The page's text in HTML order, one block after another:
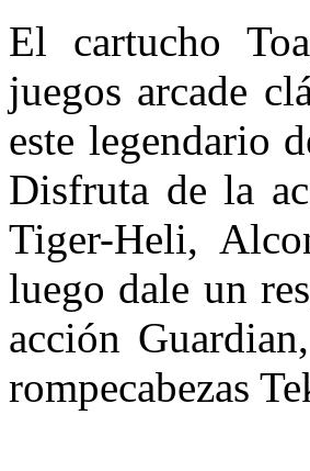
El cartucho
juegos arcade
este legendario
Disfruta de la
Tiger-Heli,
luego dale un
acción
rompecabezas